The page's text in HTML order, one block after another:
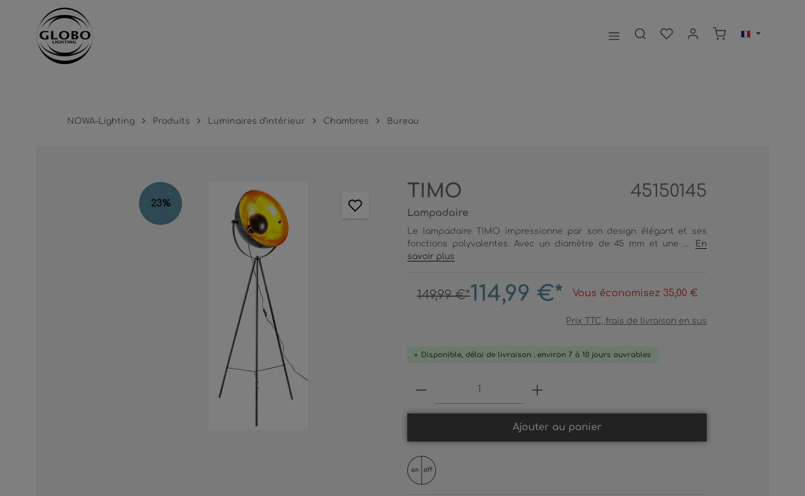
Passer à la navigation principale
NOWA-Lighting Produits Luminaires d'intérieur Chambres Bureau
Ignorer la galerie d'images
23%
TIMO 45150145
Lampadaire
Le lampadaire TIMO impressionne par son design élégant et ses
fonctions polyvalentes. Avec un diamètre de 45 mm et une ...
En
savoir plus
149,99 €*114,99 €* Vous économisez 35,00 €
Prix TTC, frais de livraison en sus
Disponible, délai de livraison : environ 7 à 10 jours ouvrables
Produkt Anzahl: Gib den gewünschten Wert ein
Ajouter au panier